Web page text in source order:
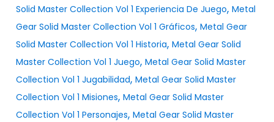
Solid Master Collection Vol 1 Experiencia De Juego, Metal
Gear Solid Master Collection Vol 1 Gráficos, Metal Gear
Solid Master Collection Vol 1 Historia, Metal Gear Solid
Master Collection Vol 1 Juego, Metal Gear Solid Master
Collection Vol 1 Jugabilidad, Metal Gear Solid Master
Collection Vol 1 Misiones, Metal Gear Solid Master
Collection Vol 1 Personajes, Metal Gear Solid Master